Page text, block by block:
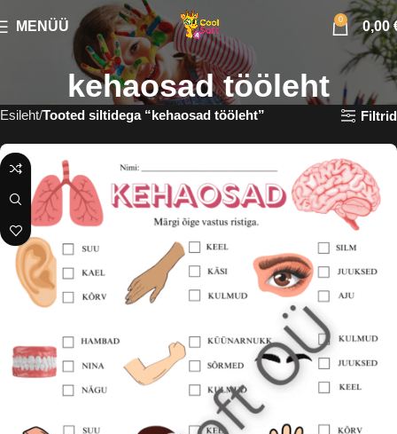
MENÜÜ 0 0,00
kehaosad tööleht
Esileht Tooted siltidega “kehaosad tööleht” Filtrid